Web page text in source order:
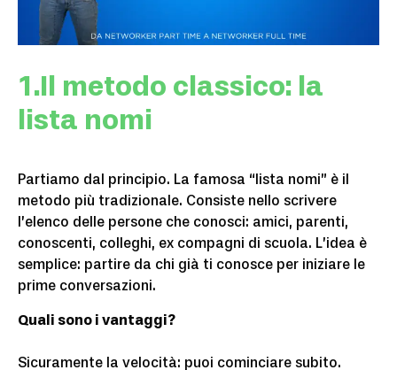
1.Il metodo classico: la
lista nomi
Partiamo dal principio. La famosa “lista nomi” è il
metodo più tradizionale. Consiste nello scrivere
l’elenco delle persone che conosci: amici, parenti,
conoscenti, colleghi, ex compagni di scuola. L’idea è
semplice: partire da chi già ti conosce per iniziare le
prime conversazioni.
Quali sono i vantaggi?
Sicuramente la velocità: puoi cominciare subito.